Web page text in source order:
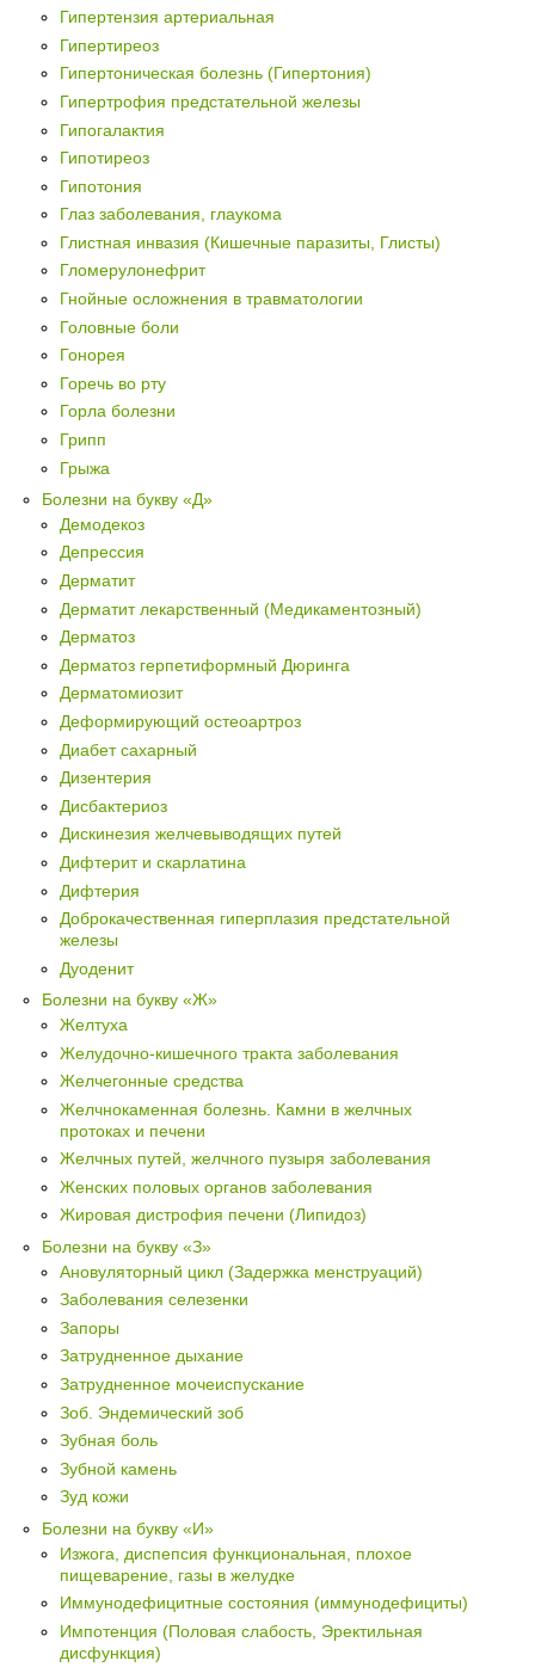
Гипертензия артериальная
Гипертиреоз
Гипертоническая болезнь (Гипертония)
Гипертрофия предстательной железы
Гипогалактия
Гипотиреоз
Гипотония
Глаз заболевания, глаукома
Глистная инвазия (Кишечные паразиты, Глисты)
Гломерулонефрит
Гнойные осложнения в травматологии
Головные боли
Гонорея
Горечь во рту
Горла болезни
Грипп
Грыжа
Болезни на букву «Д»
Демодекоз
Депрессия
Дерматит
Дерматит лекарственный (Медикаментозный)
Дерматоз
Дерматоз герпетиформный Дюринга
Дерматомиозит
Деформирующий остеоартроз
Диабет сахарный
Дизентерия
Дисбактериоз
Дискинезия желчевыводящих путей
Дифтерит и скарлатина
Дифтерия
Доброкачественная гиперплазия предстательной
железы
Дуоденит
Болезни на букву «Ж»
Желтуха
Желудочно-кишечного тракта заболевания
Желчегонные средства
Желчнокаменная болезнь. Камни в желчных
протоках и печени
Желчных путей, желчного пузыря заболевания
Женских половых органов заболевания
Жировая дистрофия печени (Липидоз)
Болезни на букву «З»
Ановуляторный цикл (Задержка менструаций)
Заболевания селезенки
Запоры
Затрудненное дыхание
Затрудненное мочеиспускание
Зоб. Эндемический зоб
Зубная боль
Зубной камень
Зуд кожи
Болезни на букву «И»
Изжога, диспепсия функциональная, плохое
пищеварение, газы в желудке
Иммунодефицитные состояния (иммунодефициты)
Импотенция (Половая слабость, Эректильная
дисфункция)